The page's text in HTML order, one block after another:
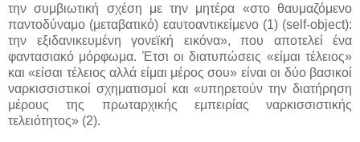
την συμβιωτική σχέση με την μητέρα «στο θαυμαζόμενο
παντοδύναμο (μεταβατικό) εαυτοαντικείμενο (1) (self-object):
την εξιδανικευμένη γονεϊκή εικόνα», που αποτελεί ένα
φαντασιακό μόρφωμα. Έτσι οι διατυπώσεις «είμαι τέλειος»
και «είσαι τέλειος αλλά είμαι μέρος σου» είναι οι δύο βασικοί
ναρκισσιστικοί σχηματισμοί και «υπηρετούν την διατήρηση
μέρους της πρωταρχικής εμπειρίας ναρκισσιστικής
τελειότητος» (2).